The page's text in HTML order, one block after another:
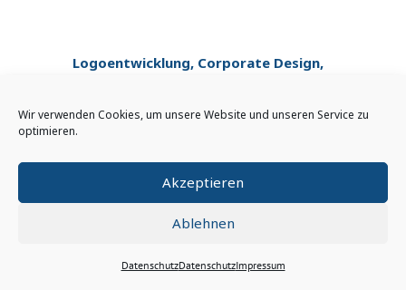
Wir verwenden Cookies, um unsere Website und unseren Service zu
optimieren.
Akzeptieren
Ablehnen
DatenschutzDatenschutzImpressum
Logoentwicklung, Corporate Design,
www.whiteandfriends.com
Adobe Stock 90319037